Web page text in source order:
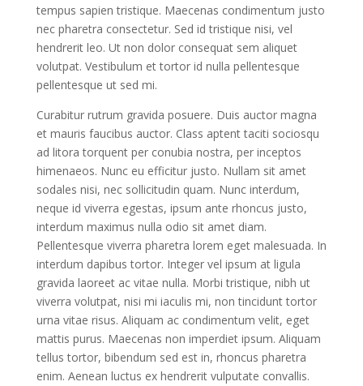
tempus sapien tristique. Maecenas condimentum justo
nec pharetra consectetur. Sed id tristique nisi, vel
hendrerit leo. Ut non dolor consequat sem aliquet
volutpat. Vestibulum et tortor id nulla pellentesque
pellentesque ut sed mi.
Curabitur rutrum gravida posuere. Duis auctor magna
et mauris faucibus auctor. Class aptent taciti sociosqu
ad litora torquent per conubia nostra, per inceptos
himenaeos. Nunc eu efficitur justo. Nullam sit amet
sodales nisi, nec sollicitudin quam. Nunc interdum,
neque id viverra egestas, ipsum ante rhoncus justo,
interdum maximus nulla odio sit amet diam.
Pellentesque viverra pharetra lorem eget malesuada. In
interdum dapibus tortor. Integer vel ipsum at ligula
gravida laoreet ac vitae nulla. Morbi tristique, nibh ut
viverra volutpat, nisi mi iaculis mi, non tincidunt tortor
urna vitae risus. Aliquam ac condimentum velit, eget
mattis purus. Maecenas non imperdiet ipsum. Aliquam
tellus tortor, bibendum sed est in, rhoncus pharetra
enim. Aenean luctus ex hendrerit vulputate convallis.